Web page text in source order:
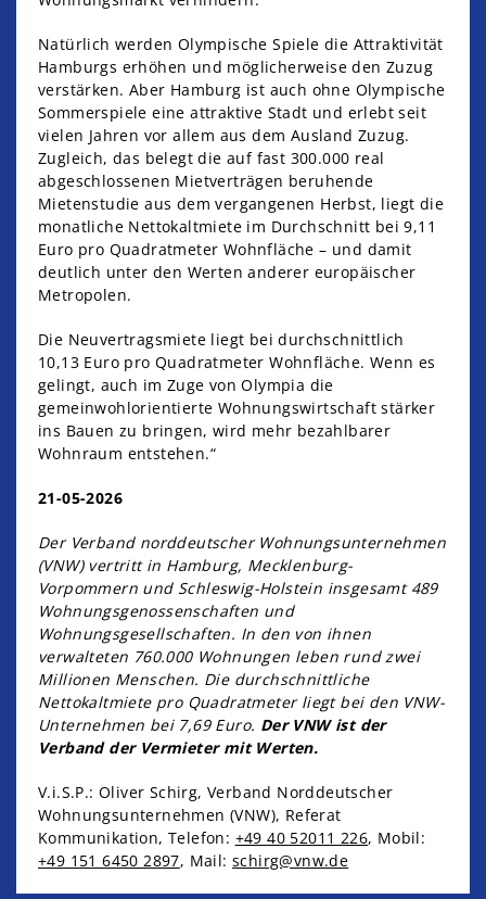
Natürlich werden Olympische Spiele die Attraktivität
Hamburgs erhöhen und möglicherweise den Zuzug
verstärken. Aber Hamburg ist auch ohne Olympische
Sommerspiele eine attraktive Stadt und erlebt seit
vielen Jahren vor allem aus dem Ausland Zuzug.
Zugleich, das belegt die auf fast 300.000 real
abgeschlossenen Mietverträgen beruhende
Mietenstudie aus dem vergangenen Herbst, liegt die
monatliche Nettokaltmiete im Durchschnitt bei 9,11
Euro pro Quadratmeter Wohnfläche – und damit
deutlich unter den Werten anderer europäischer
Metropolen.
Die Neuvertragsmiete liegt bei durchschnittlich
10,13 Euro pro Quadratmeter Wohnfläche. Wenn es
gelingt, auch im Zuge von Olympia die
gemeinwohlorientierte Wohnungswirtschaft stärker
ins Bauen zu bringen, wird mehr bezahlbarer
Wohnraum entstehen.“
21-05-2026
Der Verband norddeutscher Wohnungsunternehmen
(VNW) vertritt in Hamburg, Mecklenburg-
Vorpommern und Schleswig-Holstein insgesamt 489
Wohnungsgenossenschaften und
Wohnungsgesellschaften. In den von ihnen
verwalteten 760.000 Wohnungen leben rund zwei
Millionen Menschen. Die durchschnittliche
Nettokaltmiete pro Quadratmeter liegt bei den VNW-
Unternehmen bei 7,69 Euro. Der VNW ist der
Verband der Vermieter mit Werten.
V.i.S.P.: Oliver Schirg, Verband Norddeutscher
Wohnungsunternehmen (VNW), Referat
Kommunikation, Telefon: +49 40 52011 226, Mobil:
+49 151 6450 2897, Mail:schirg@vnw.de